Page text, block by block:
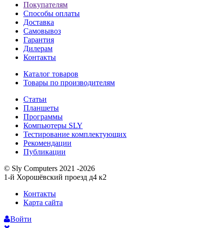
Покупателям
Способы оплаты
Доставка
Самовывоз
Гарантия
Дилерам
Контакты
Каталог товаров
Товары по производителям
Статьи
Планшеты
Программы
Компьютеры SLY
Тестирование комплектующих
Рекомендации
Публикации
© Sly Computers 2021 -2026
1-й Хорошёвский проезд д4 к2
Контакты
Карта сайта
Войти